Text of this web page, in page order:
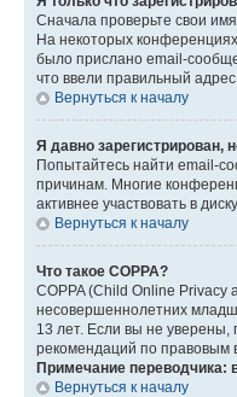
Сначала проверьте свои
На некоторых
было прислано email-
что ввели правильный
Вернуться к началу
Я давно зарегистрирован,
Попытайтесь найти email-
причинам. Многие
активнее участвовать в
Вернуться к началу
Что такое COPPA?
COPPA (Child Online Privacy
несовершеннолетних
13 лет. Если вы не уверены,
рекомендаций по правовым
Примечание переводчика:
Вернуться к началу